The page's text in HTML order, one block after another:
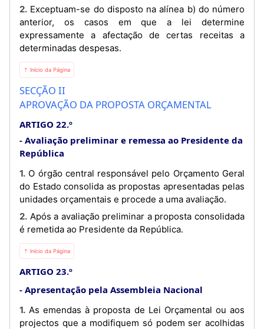
2. Exceptuam-se do disposto na alínea b) do número
anterior, os casos em que a lei determine
expressamente a afectação de certas receitas a
determinadas despesas.
⇡ Início da Página
SECÇÃO II
APROVAÇÃO DA PROPOSTA ORÇAMENTAL
ARTIGO 22.º
Avaliação preliminar e remessa ao Presidente da
República
1. O órgão central responsável pelo Orçamento Geral
do Estado consolida as propostas apresentadas pelas
unidades orçamentais e procede a uma avaliação.
2. Após a avaliação preliminar a proposta consolidada
é remetida ao Presidente da República.
⇡ Início da Página
ARTIGO 23.º
Apresentação pela Assembleia Nacional
1. As emendas à proposta de Lei Orçamental ou aos
projectos que a modifiquem só podem ser acolhidas